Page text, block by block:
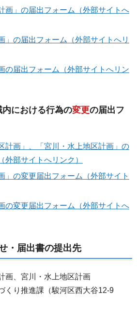
画」の届出フォーム（外部サイトへ
」の届出フォーム（外部サイトへリ
の届出フォーム（外部サイトへリン
における行為の変更の届出フ
計画」、「宮川・水上地区計画」の
外部サイトへリンク）
」の変更届出フォーム（外部サイト
の変更届出フォーム（外部サイトへ
・届出書の提出先
画、宮川・水上地区計画
くり推進課（駿河区西大谷12-9